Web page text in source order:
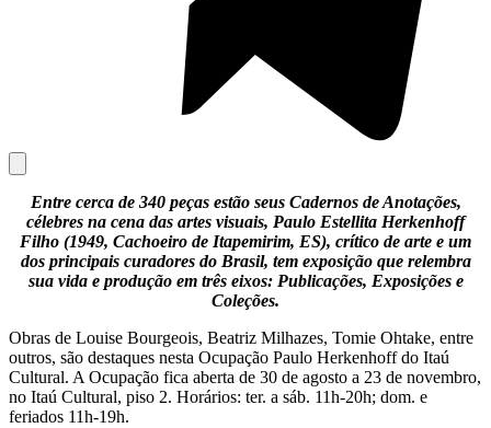
Entre cerca de 340 peças estão seus Cadernos de Anotações,
célebres na cena das artes visuais, Paulo Estellita Herkenhoff
Filho (1949, Cachoeiro de Itapemirim, ES), crítico de arte e um
dos principais curadores do Brasil, tem exposição que relembra
sua vida e produção em três eixos: Publicações, Exposições e
Coleções.
Obras de Louise Bourgeois, Beatriz Milhazes, Tomie Ohtake, entre
outros, são destaques nesta Ocupação Paulo Herkenhoff do Itaú
Cultural. A Ocupação fica aberta de 30 de agosto a 23 de novembro,
no Itaú Cultural, piso 2. Horários: ter. a sáb. 11h-20h; dom. e
feriados 11h-19h.